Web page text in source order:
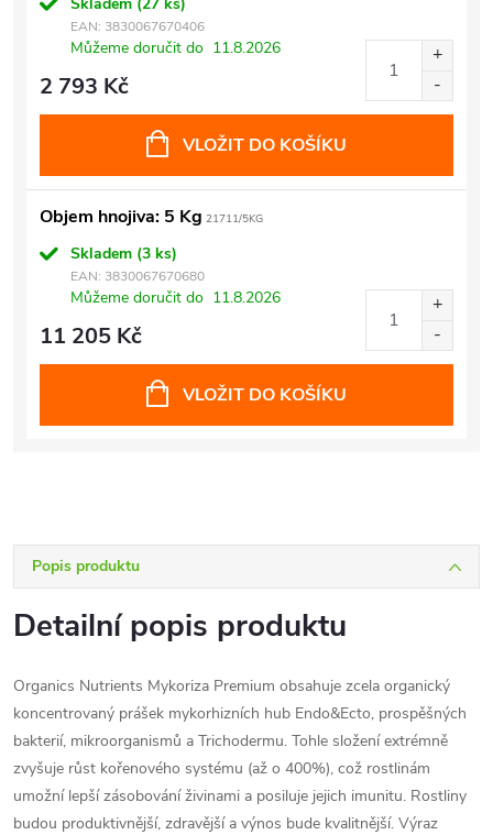
EAN: 3830067670406
Můžeme doručit do 11.8.2026
2 793 Kč
VLOŽIT DO KOŠÍKU
Objem hnojiva: 5 Kg 21711/5KG
Skladem (3 ks)
EAN: 3830067670680
Můžeme doručit do 11.8.2026
11 205 Kč
VLOŽIT DO KOŠÍKU
Popis produktu
Detailní popis produktu
Organics Nutrients Mykoriza Premium obsahuje zcela organický
koncentrovaný prášek mykorhizních hub Endo&Ecto, prospěšných
bakterií, mikroorganismů a Trichodermu. Tohle složení extrémně
zvyšuje růst kořenového systému (až o 400%), což rostlinám
umožní lepší zásobování živinami a posiluje jejich imunitu. Rostliny
budou produktivnější, zdravější a výnos bude kvalitnější. Výraz